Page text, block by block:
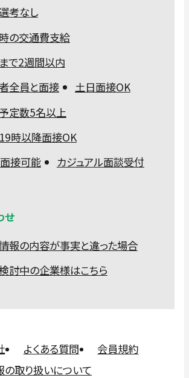
考なし
の交通費支給
で2週間以内
全員と面接
土日面接OK
定数5名以上
時以降面接OK
接可能
カジュアル面談受付
せ
報の内容が事実と違った場合
討中の企業様はこちら
よくある質問
会員規約
取り扱いについて